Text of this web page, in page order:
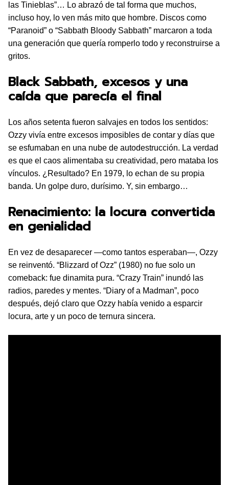
las Tinieblas”… Lo abrazó de tal forma que muchos,
incluso hoy, lo ven más mito que hombre. Discos como
“Paranoid” o “Sabbath Bloody Sabbath” marcaron a toda
una generación que quería romperlo todo y reconstruirse a
gritos.
Black Sabbath, excesos y una
caída que parecía el final
Los años setenta fueron salvajes en todos los sentidos:
Ozzy vivía entre excesos imposibles de contar y días que
se esfumaban en una nube de autodestrucción. La verdad
es que el caos alimentaba su creatividad, pero mataba los
vínculos. ¿Resultado? En 1979, lo echan de su propia
banda. Un golpe duro, durísimo. Y, sin embargo…
Renacimiento: la locura convertida
en genialidad
En vez de desaparecer —como tantos esperaban—, Ozzy
se reinventó. “Blizzard of Ozz” (1980) no fue solo un
comeback: fue dinamita pura. “Crazy Train” inundó las
radios, paredes y mentes. “Diary of a Madman”, poco
después, dejó claro que Ozzy había venido a esparcir
locura, arte y un poco de ternura sincera.